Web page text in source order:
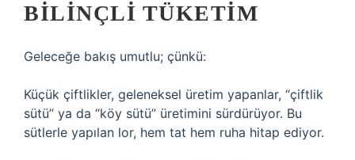
BILINÇLI TÜKETIM
Geleceğe bakış umutlu; çünkü:
Küçük çiftlikler, geleneksel üretim yapanlar, “çiftlik
sütü” ya da “köy sütü” üretimini sürdürüyor. Bu
sütlerle yapılan lor, hem tat hem ruha hitap ediyor.